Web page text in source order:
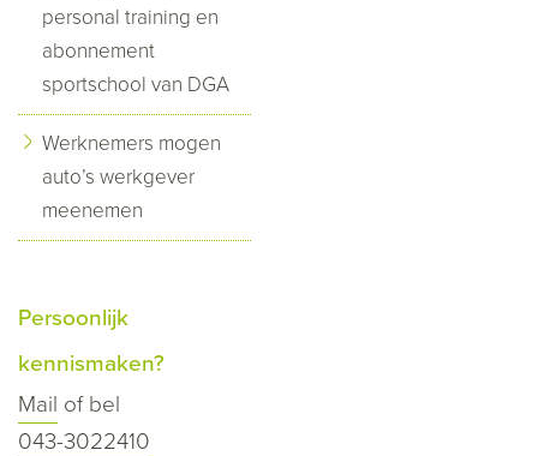
personal training en
abonnement
sportschool van DGA
Werknemers mogen
auto’s werkgever
meenemen
Persoonlijk
kennismaken?
Mail of bel
043-3022410